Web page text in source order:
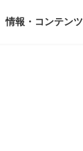
情報・コンテンツ